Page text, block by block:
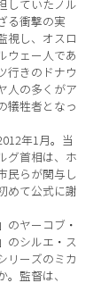
していたノル
る衝撃の実
視し、オスロ
ウェー人であ
行きのドナウ
人の多くがア
犠牲者となっ
年1月。当
グ首相は、ホ
民らが関与し
めて公式に謝
のヤーコブ・
のシルエ・ス
リーズのミカ
。監督は、